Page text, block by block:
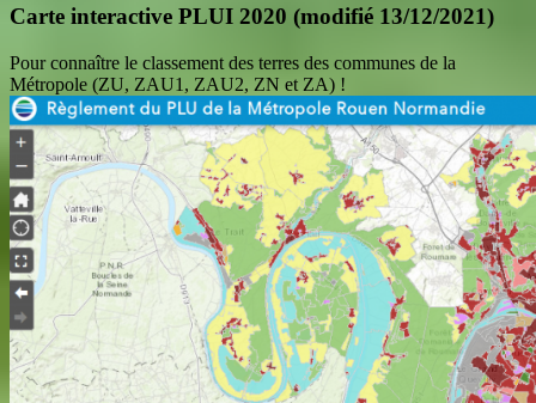
Carte interactive PLUI 2020 (modifié 13/12/2021)
Pour connaître le classement des terres des communes de la
Métropole (ZU, ZAU1, ZAU2, ZN et ZA) !